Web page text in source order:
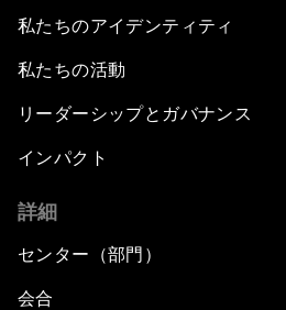
私たちのアイデンティティ
私たちの活動
リーダーシップとガバナンス
インパクト
詳細
センター（部門）
会合